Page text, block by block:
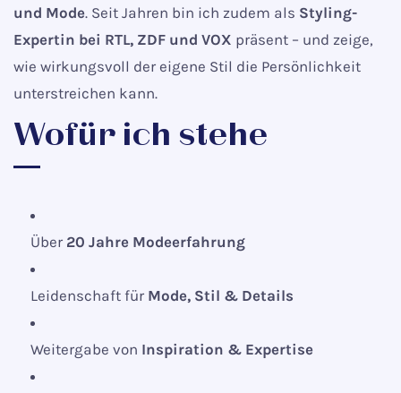
und Mode. Seit Jahren bin ich zudem als Styling-
Expertin bei RTL, ZDF und VOX präsent – und zeige,
wie wirkungsvoll der eigene Stil die Persönlichkeit
unterstreichen kann.
Wofür ich stehe
Über 20 Jahre Modeerfahrung
Leidenschaft für Mode, Stil & Details
Weitergabe von Inspiration & Expertise